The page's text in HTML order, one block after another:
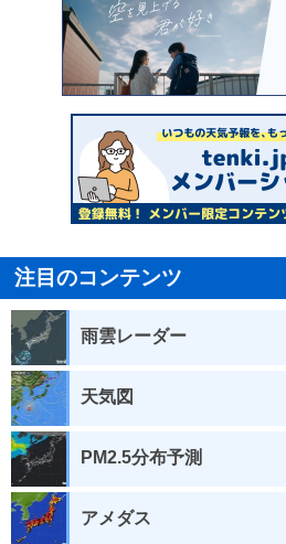
注目のコンテンツ
雨雲レーダー
天気図
PM2.5分布予測
アメダス